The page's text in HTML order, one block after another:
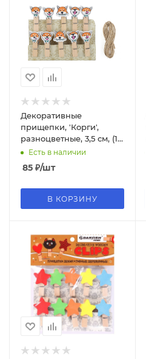
Декоративные
прищепки, 'Корги',
разноцветные, 3,5 см, (10
шт;уп), 6232426
Есть в наличии
85 ₽/шт
В КОРЗИНУ